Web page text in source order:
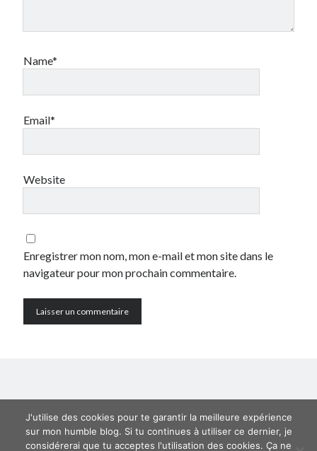
McDonald's
Non classé
Politique
Sport
Archives
avril 2026
octobre 2025
février 2023
juillet 2016
avril 2016
Name*
Email*
Website
Enregistrer mon nom, mon e-mail et mon site dans le
navigateur pour mon prochain commentaire.
J'utilise des cookies pour te garantir la meilleure expérience
sur mon humble blog. Si tu continues à utiliser ce dernier, je
considérerai que tu acceptes l'utilisation des cookies. Ça ne